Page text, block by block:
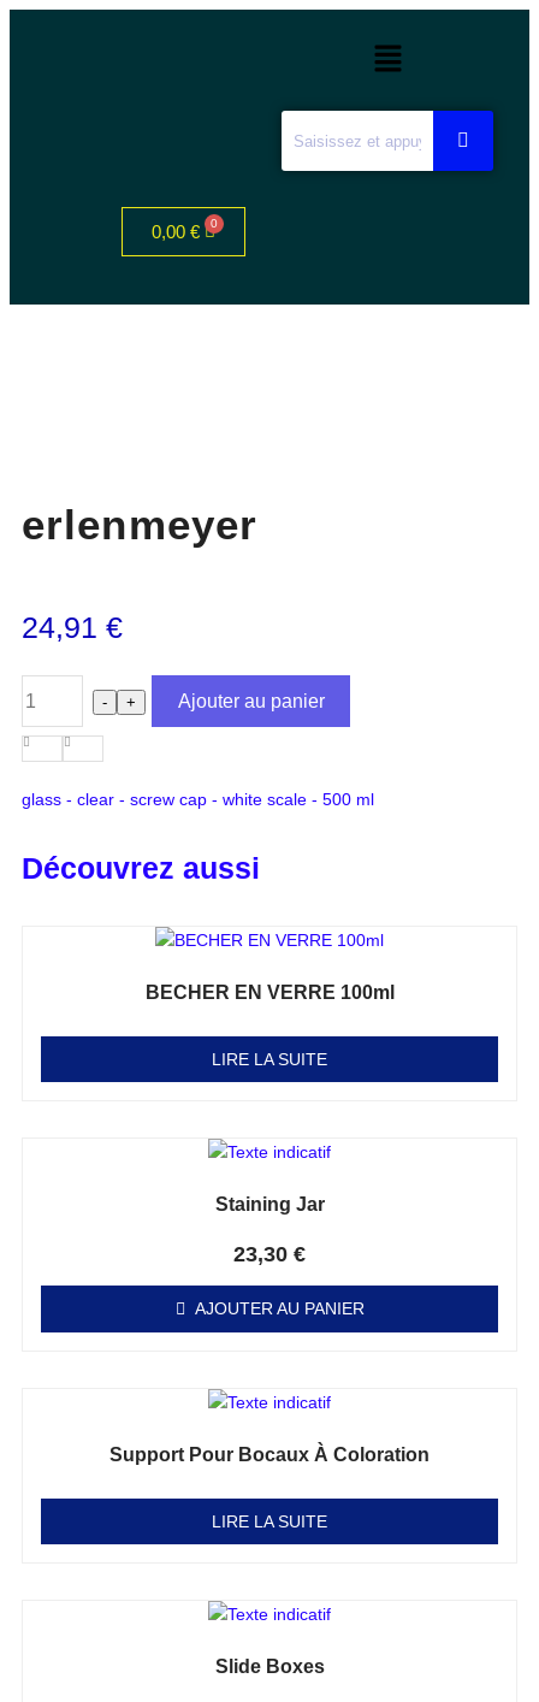
0,00 €
erlenmeyer
24,91 €
- + Ajouter au panier
glass - clear - screw cap - white scale - 500 ml
Découvrez aussi
BECHER EN VERRE 100ml
LIRE LA SUITE
Staining Jar
23,30 €
AJOUTER AU PANIER
Support Pour Bocaux À Coloration
LIRE LA SUITE
Slide Boxes